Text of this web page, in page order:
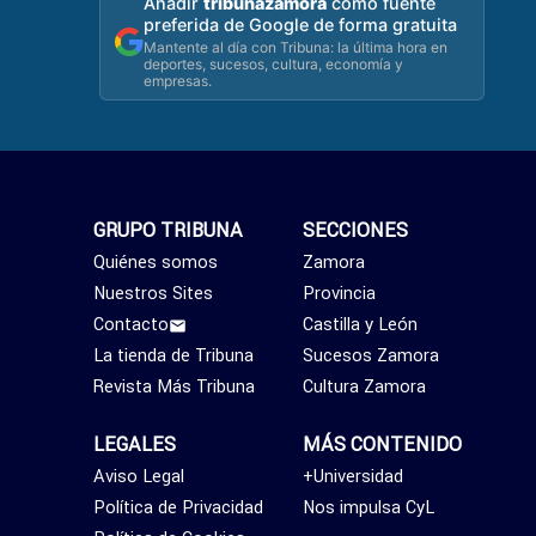
preferida de Google de forma gratuita
Mantente al día con Tribuna: la última hora en
deportes, sucesos, cultura, economía y
empresas.
SECCIONES
Zamora
Provincia
Castilla y León
Sucesos Zamora
Cultura Zamora
MÁS CONTENIDO
+Universidad
Nos impulsa CyL
GRUPO TRIBUNA
Quiénes somos
Nuestros Sites
Contacto
La tienda de Tribuna
Revista Más Tribuna
LEGALES
Aviso Legal
Política de Privacidad